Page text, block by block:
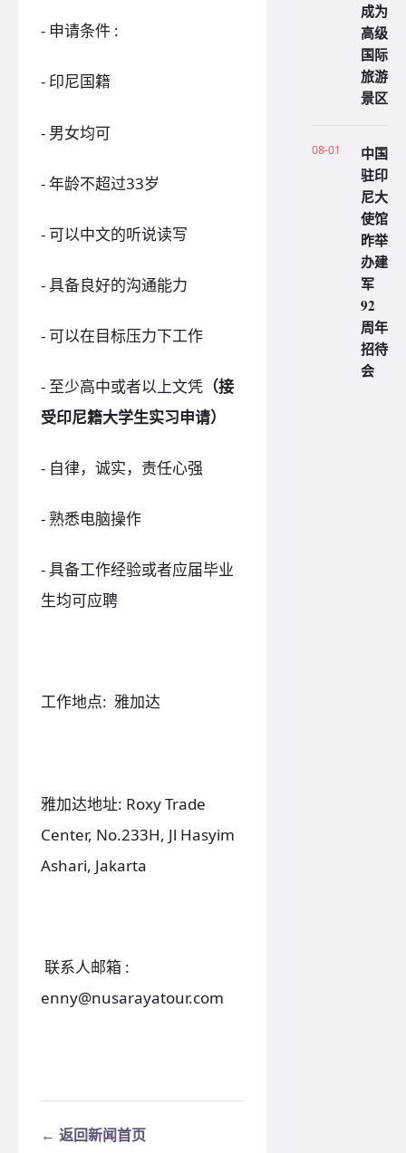
- 申请条件 :
- 印尼国籍
- 男女均可
- 年龄不超过33岁
- 可以中文的听说读写
- 具备良好的沟通能力
- 可以在目标压力下工作
- 至少高中或者以上文凭 （接
受印尼籍大学生实习申请）
- 自律，诚实，责任心强
- 熟悉电脑操作
- 具备工作经验或者应届毕业
生均可应聘
工作地点: 雅加达
雅加达地址: Roxy Trade
Center, No.233H, Jl Hasyim
Ashari, Jakarta
联系人邮箱 :
enny@nusarayatour.com
← 返回新闻首页
成为
高级
国际
旅游
景区
08-01
中国
驻印
尼大
使馆
昨举
办建
军
92
周年
招待
会